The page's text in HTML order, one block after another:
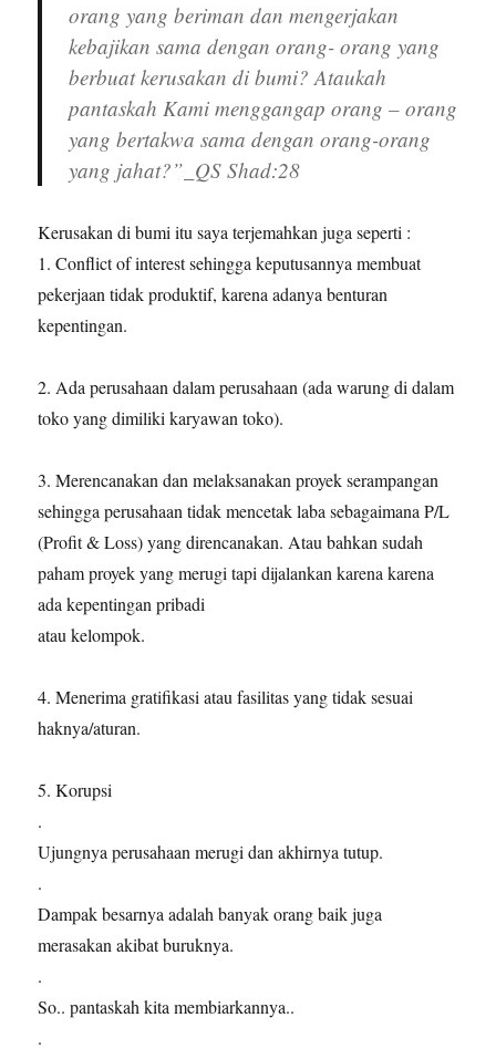
orang yang beriman dan mengerjakan
kebajikan sama dengan orang- orang yang
berbuat kerusakan di bumi? Ataukah
pantaskah Kami menggangap orang – orang
yang bertakwa sama dengan orang-orang
yang jahat?”_QS Shad:28
Kerusakan di bumi itu saya terjemahkan juga seperti :
1. Conflict of interest sehingga keputusannya membuat
pekerjaan tidak produktif, karena adanya benturan
kepentingan.
2. Ada perusahaan dalam perusahaan (ada warung di dalam
toko yang dimiliki karyawan toko).
3. Merencanakan dan melaksanakan proyek serampangan
sehingga perusahaan tidak mencetak laba sebagaimana P/L
(Profit & Loss) yang direncanakan. Atau bahkan sudah
paham proyek yang merugi tapi dijalankan karena karena
ada kepentingan pribadi
atau kelompok.
4. Menerima gratifikasi atau fasilitas yang tidak sesuai
haknya/aturan.
5. Korupsi
.
Ujungnya perusahaan merugi dan akhirnya tutup.
.
Dampak besarnya adalah banyak orang baik juga
merasakan akibat buruknya.
.
So.. pantaskah kita membiarkannya..
.